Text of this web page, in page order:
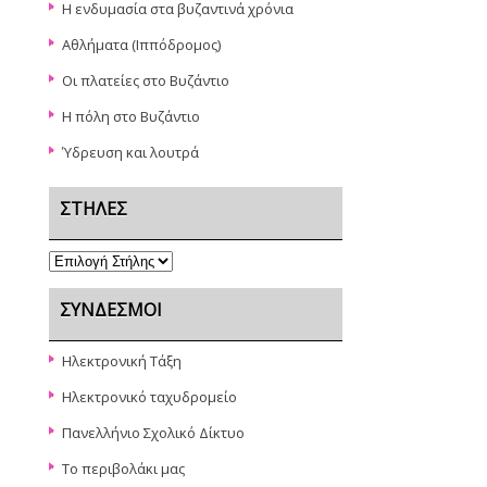
Η ενδυμασία στα βυζαντινά χρόνια
Αθλήματα (Ιππόδρομος)
Oι πλατείες στο Βυζάντιο
Η πόλη στο Βυζάντιο
Ύδρευση και λουτρά
ΣΤΉΛΕΣ
ΣΎΝΔΕΣΜΟΙ
Ηλεκτρονική Τάξη
Ηλεκτρονικό ταχυδρομείο
Πανελλήνιο Σχολικό Δίκτυο
Το περιβολάκι μας